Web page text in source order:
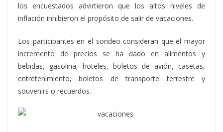
los encuestados advirtieron que los altos niveles de
inflación inhibieron el propósito de salir de vacaciones.
Los participantes en el sondeo consideran que el mayor
incremento de precios se ha dado en alimentos y
bebidas, gasolina, hoteles, boletos de avión, casetas,
entretenimiento, boletos de transporte terrestre y
souvenirs o recuerdos.